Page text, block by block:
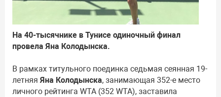
На 40-тысячнике в Тунисе одиночный финал
провела Яна Колодынска.
В рамках титульного поединка седьмая сеянная 19-
летняя Яна Колодынска, занимающая 352-е место
личного рейтинга WTA (352 WTA), заставила